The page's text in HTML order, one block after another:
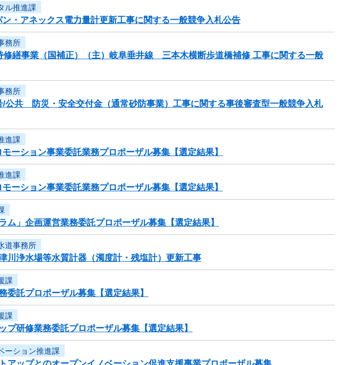
ル推進課
ン・アネックス電力量計更新工事に関する一般競争入札公告
務所
修繕事業（国補正）（主）岐阜垂井線 三本木横断歩道橋補修 工事に関する一般
務所
/公共 防災・安全交付金（通常砂防事業）工事に関する事後審査型一般競争入札
進課
ーション事業委託業務プロポーザル募集【選定結果】
進課
ーション事業委託業務プロポーザル募集【選定結果】
ム」企画運営業務委託プロポーザル募集【選定結果】
道事務所
川浄水場等水質計器（濁度計・残塩計）更新工事
課
委託プロポーザル募集【選定結果】
課
プ研修業務委託プロポーザル募集【選定結果】
ーション推進課